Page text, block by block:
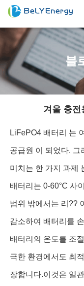
블
겨울 충전
LiFePO4 배터리 는
공급원 이 되었다. 그
미치는 한 가지 과제
배터리는 0-60°C 사
범위 밖에서는 리??
감소하여 배터리를
배터리의 온도를 조
극한 환경에서도 최
장합니다.이것은 일